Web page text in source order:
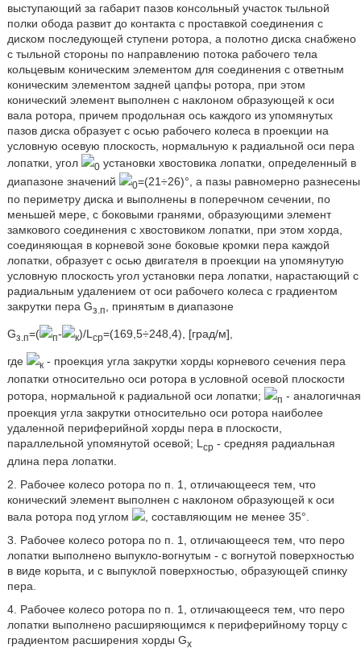
выступающий за габарит пазов консольный участок тыльной
полки обода развит до контакта с проставкой соединения с
диском последующей ступени ротора, а полотно диска снабжено
с тыльной стороны по направлению потока рабочего тела
кольцевым коническим элементом для соединения с ответным
коническим элементом задней цапфы ротора, при этом
конический элемент выполнен с наклоном образующей к оси
вала ротора, причем продольная ось каждого из упомянутых
пазов диска образует с осью рабочего колеса в проекции на
условную осевую плоскость, нормальную к радиальной оси пера
лопатки, угол
0установки хвостовика лопатки, определенный в
диапазоне значений
0=(21÷26)°, а пазы равномерно разнесены
по периметру диска и выполнены в поперечном сечении, по
меньшей мере, с боковыми гранями, образующими элемент
замкового соединения с хвостовиком лопатки, при этом хорда,
соединяющая в корневой зоне боковые кромки пера каждой
лопатки, образует с осью двигателя в проекции на упомянутую
условную плоскость угол установки пера лопатки, нарастающий с
радиальным удалением от оси рабочего колеса с градиентом
закрутки пера Gз.п, принятым в диапазоне
Gз.п=( п- к)/L ср=(169,5÷248,4), [град/м],
где к- проекция угла закрутки хорды корневого сечения пера
лопатки относительно оси ротора в условной осевой плоскости
ротора, нормальной к радиальной оси лопатки;
п - аналогичная
проекция угла закрутки относительно оси ротора наиболее
удаленной периферийной хорды пера в плоскости,
параллельной упомянутой осевой; Lср - средняя радиальная
длина пера лопатки.
2. Рабочее колесо ротора по п. 1, отличающееся тем, что
конический элемент выполнен с наклоном образующей к оси
вала ротора под углом
, составляющим не менее 35°.
3. Рабочее колесо ротора по п. 1, отличающееся тем, что перо
лопатки выполнено выпукло-вогнутым - с вогнутой поверхностью
в виде корыта, и с выпуклой поверхностью, образующей спинку
пера.
4. Рабочее колесо ротора по п. 1, отличающееся тем, что перо
лопатки выполнено расширяющимся к периферийному торцу с
градиентом расширения хорды Gх